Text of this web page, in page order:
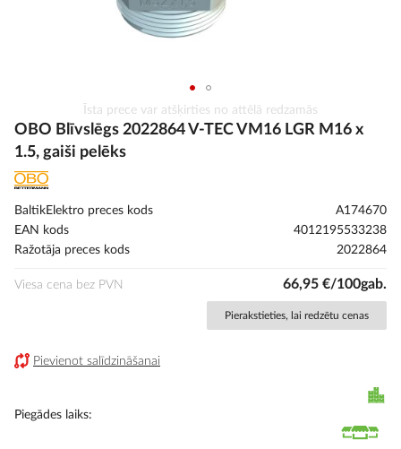
uz
galerijas
sākumu
Īsta prece var atšķirties no attēlā redzamās
OBO Blīvslēgs 2022864 V-TEC VM16 LGR M16 x
1.5, gaiši pelēks
BaltikElektro preces kods
A174670
EAN kods
4012195533238
Ražotāja preces kods
2022864
Viesa cena bez PVN 66,95 €/100gab.
Pierakstieties, lai redzētu cenas
Pievienot salīdzināšanai
Piegādes laiks